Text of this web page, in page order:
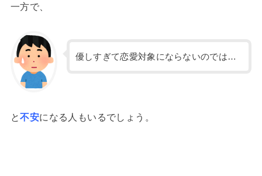
一方で、
優しすぎて恋愛対象にならないのでは…
と不安になる人もいるでしょう。